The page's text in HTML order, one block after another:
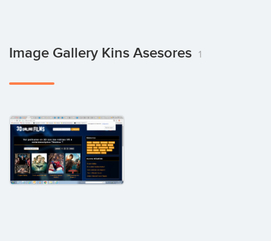
Image Gallery Kins Asesores 1